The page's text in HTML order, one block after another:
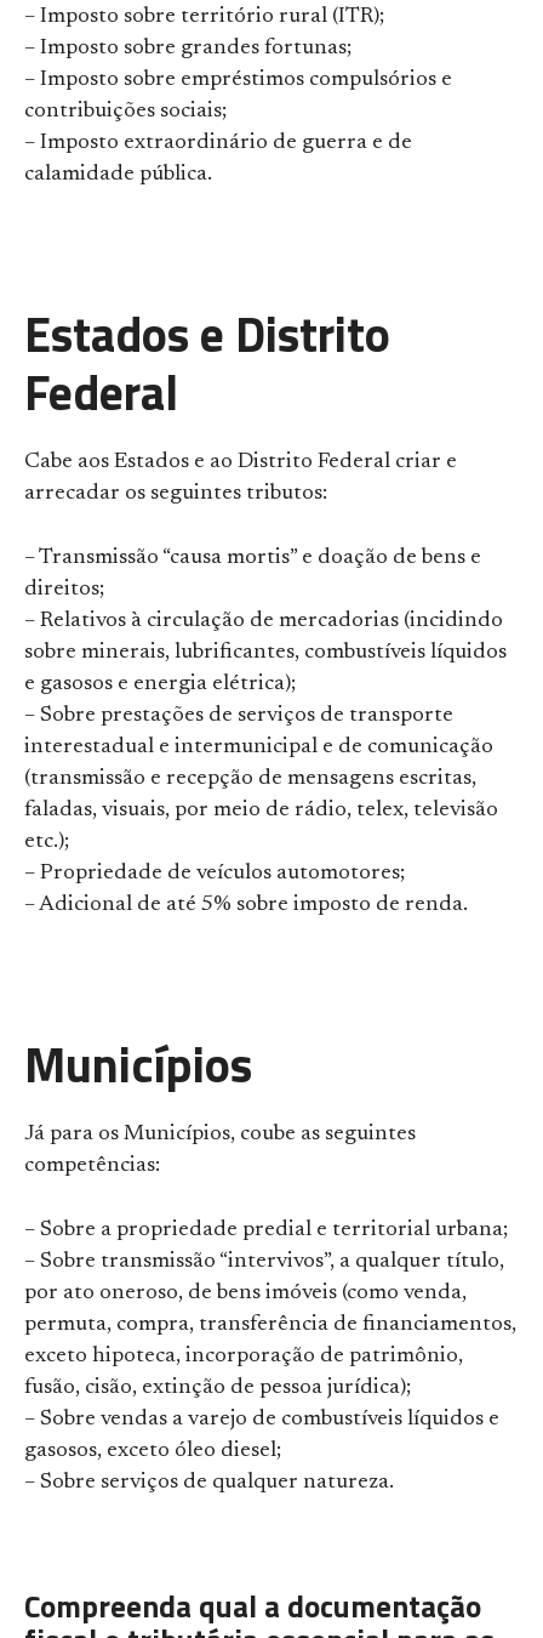
– Imposto sobre território rural (ITR);
– Imposto sobre grandes fortunas;
– Imposto sobre empréstimos compulsórios e
contribuições sociais;
– Imposto extraordinário de guerra e de
calamidade pública.
Estados e Distrito
Federal
Cabe aos Estados e ao Distrito Federal criar e
arrecadar os seguintes tributos:
– Transmissão “causa mortis” e doação de bens e
direitos;
– Relativos à circulação de mercadorias (incidindo
sobre minerais, lubrificantes, combustíveis líquidos
e gasosos e energia elétrica);
– Sobre prestações de serviços de transporte
interestadual e intermunicipal e de comunicação
(transmissão e recepção de mensagens escritas,
faladas, visuais, por meio de rádio, telex, televisão
etc.);
– Propriedade de veículos automotores;
– Adicional de até 5% sobre imposto de renda.
Municípios
Já para os Municípios, coube as seguintes
competências:
– Sobre a propriedade predial e territorial urbana;
– Sobre transmissão “intervivos”, a qualquer título,
por ato oneroso, de bens imóveis (como venda,
permuta, compra, transferência de financiamentos,
exceto hipoteca, incorporação de patrimônio,
fusão, cisão, extinção de pessoa jurídica);
– Sobre vendas a varejo de combustíveis líquidos e
gasosos, exceto óleo diesel;
– Sobre serviços de qualquer natureza.
Compreenda qual a documentação